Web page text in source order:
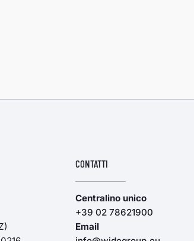
CONTATTI
Centralino unico
+39 02 78621900
Email